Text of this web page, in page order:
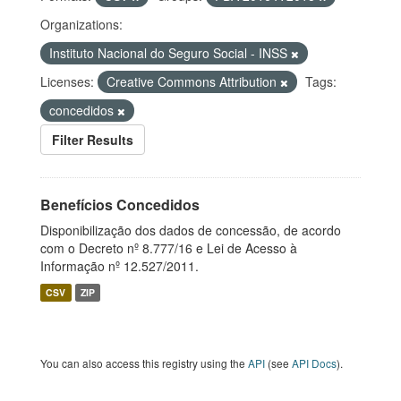
Organizations:
Instituto Nacional do Seguro Social - INSS
Licenses:
Creative Commons Attribution
Tags:
concedidos
Filter Results
Benefícios Concedidos
Disponibilização dos dados de concessão, de acordo
com o Decreto nº 8.777/16 e Lei de Acesso à
Informação nº 12.527/2011.
CSV ZIP
You can also access this registry using the API (see API Docs).